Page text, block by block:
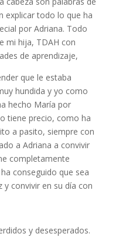
explicar todo lo que ha
por Adriana. Todo
mi hija, TDAH con
de aprendizaje,
que le estaba
hundida y yo como
hecho María por
tiene precio, como ha
a pasito, siempre con
a Adriana a convivir
completamente
conseguido que sea
convivir en su día con
y desesperados.